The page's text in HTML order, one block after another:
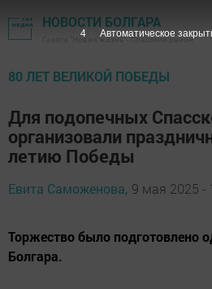
НОВОСТИ БОЛГАРА
Газета "Новая жизнь" - Спасский район
80 ЛЕТ ВЕЛИКОЙ ПОБЕДЫ
Для подопечных
организовали
летию Победы
Евита Саможенова, 9 мая 2025 -
Торжество было подготовлено
Болгара.
3 Автоматическое